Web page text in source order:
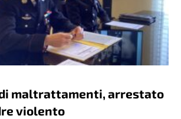
maltrattamenti, arrestato
violento